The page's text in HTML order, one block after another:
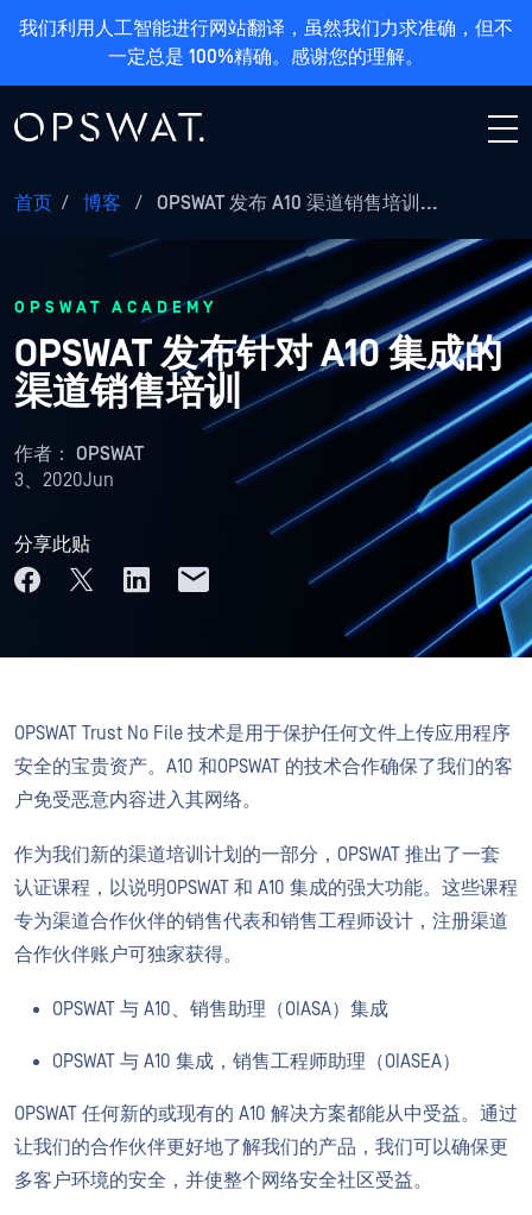
我们利用人工智能进行网站翻译，虽然我们力求准确，但不
一定总是 100%精确。感谢您的理解。
首页 / 博客 / OPSWAT 发布 A10 渠道销售培训...
OPSWAT ACADEMY
OPSWAT 发布针对 A10 集成的
渠道销售培训
作者： OPSWAT
3、2020Jun
分享此贴
OPSWAT Trust No File 技术是用于保护任何文件上传应用程序
安全的宝贵资产。A10 和OPSWAT 的技术合作确保了我们的客
户免受恶意内容进入其网络。
作为我们新的渠道培训计划的一部分，OPSWAT 推出了一套
认证课程，以说明OPSWAT 和 A10 集成的强大功能。这些课程
专为渠道合作伙伴的销售代表和销售工程师设计，注册渠道
合作伙伴账户可独家获得。
OPSWAT 与 A10、销售助理（OIASA）集成
OPSWAT 与 A10 集成，销售工程师助理（OIASEA）
OPSWAT 任何新的或现有的 A10 解决方案都能从中受益。通过
让我们的合作伙伴更好地了解我们的产品，我们可以确保更
多客户环境的安全，并使整个网络安全社区受益。